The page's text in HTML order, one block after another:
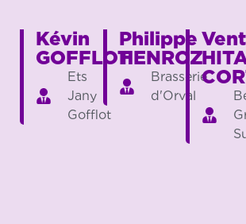
Kévin
GOFFLOT
Ets
Jany
Gofflot
Philippe
HENROZ
Brasserie
d'Orval